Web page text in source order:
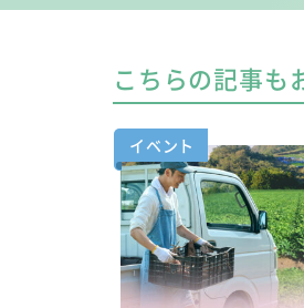
こちらの記事も
イベント